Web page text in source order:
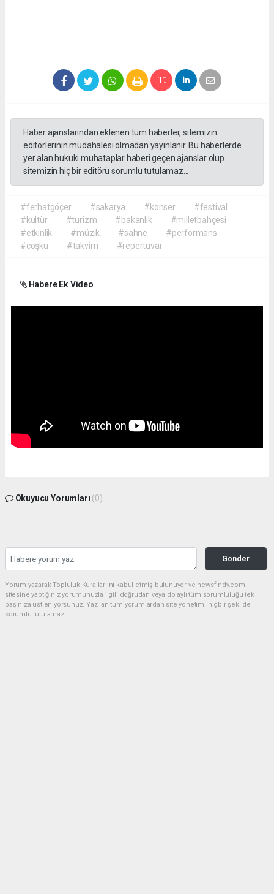
Haber ajanslarından eklenen tüm haberler, sitemizin
editörlerinin müdahalesi olmadan yayınlanır. Bu haberlerde
yer alan hukuki muhataplar haberi geçen ajanslar olup
sitemizin hiç bir editörü sorumlu tutulamaz...
#ferhatgöçer #sakarya #konser
#festival
#kültür
#turizm #bakanlık
#milletbahçesi
#etkinlik
#müzik #sahne
#performans
#coşku
#takvim #repertuvar
Habere Ek Video
Okuyucu Yorumları (0)
Gönder
Yorum yazarak Topluluk Kuralları’nı kabul etmiş bulunuyor ve newsfindy.com
sitesine yaptığınız yorumunuzla ilgili doğrudan veya dolaylı tüm sorumluluğu tek
başınıza üstleniyorsunuz. Yazılan tüm yorumlardan site yönetimi hiçbir şekilde
sorumlu tutulamaz.